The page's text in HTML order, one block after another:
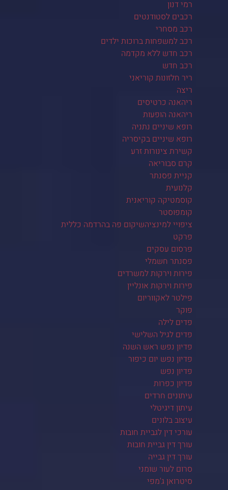
רמי דנון
רכבים לסטודנטים
רכב מסחרי
רכב למשפחות ברוכות ילדים
רכב חדש ללא מקדמה
רכב חדש
ריר חלזונות קוריאני
ריצה
ריהאנה כרטיסים
ריהאנה הופעות
רופא שיניים נתניה
רופא שיניים בקיסריה
קשירת צינורות זרע
קרם סבוריאה
קניית פסנתר
קלנועית
קוסמטיקה קוריאנית
קומפוסטר
ציפויי למינציהשיקום פה בהרדמה כללית
פרקט
פרסום עסקים
פסנתר חשמלי
פירות וירקות למשרדים
פירות וירקות אונליין
פילטר לאקווריום
פוקר
פדים לילה
פדים לגיל השלישי
פדיון נפש ראש השנה
פדיון נפש יום כיפור
פדיון נפש
פדיון כפרות
עיתונים חרדים
עיתון דיגיטלי
עיצוב בלונים
עורכי דין לגביית חובות
עורך דין גביית חובות
עורך דין גבייה
סרום לעור שומני
סיטרואן ג'מפי